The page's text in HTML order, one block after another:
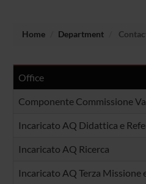
Home Department
Office
Componente Commissione
Incaricato AQ Didattica e
Incaricato AQ Ricerca
Incaricato AQ Terza Missione